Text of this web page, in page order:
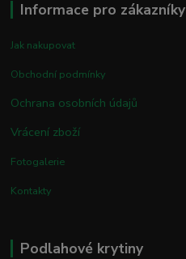
Informace pro zákazníky
Jak nakupovat
Obchodní podmínky
Ochrana osobních údajů
Vrácení zboží
Fotogalerie
Kontakty
Podlahové krytiny